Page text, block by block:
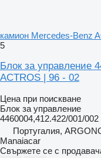
камион Mercedes-Benz
5
Блок за управление
ACTROS | 96 - 02
Цена при поискване
Блок за управление
4460004,412.422/001/002
Португалия,
Manaiacar
Свържете се с